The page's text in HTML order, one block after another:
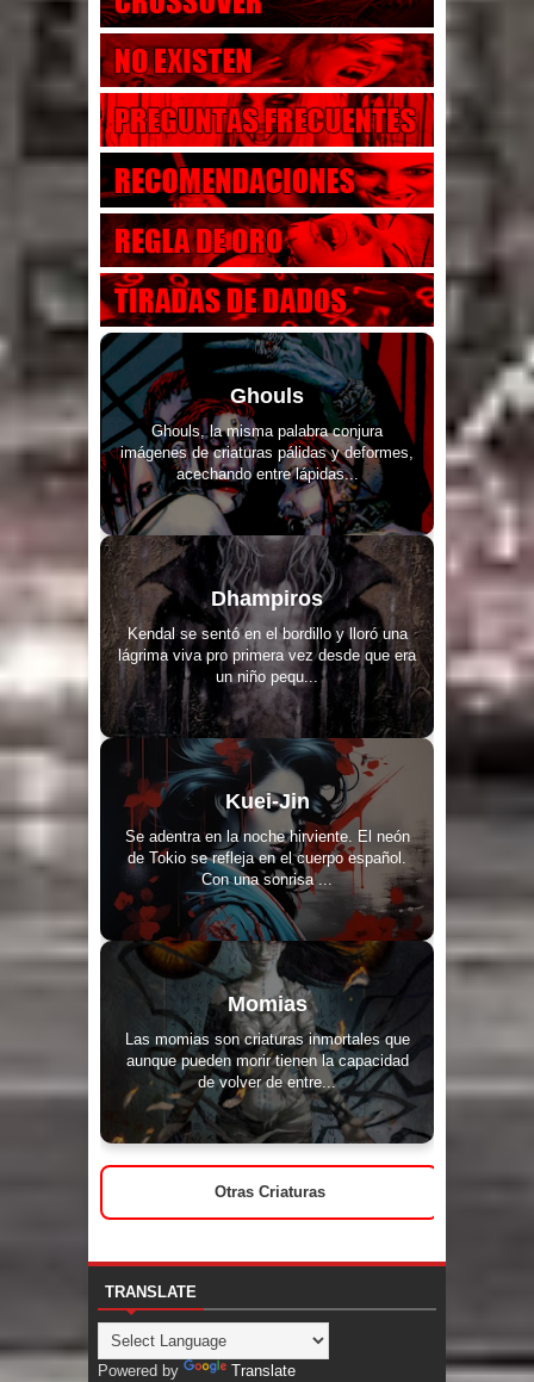
Ghouls
Ghouls, la misma palabra conjura
imágenes de criaturas pálidas y deformes,
acechando entre lápidas...
Dhampiros
Kendal se sentó en el bordillo y lloró una
lágrima viva pro primera vez desde que era
un niño pequ...
Kuei-Jin
Se adentra en la noche hirviente. El neón
de Tokio se refleja en el cuerpo español.
Con una sonrisa ...
Momias
Las momias son criaturas inmortales que
aunque pueden morir tienen la capacidad
de volver de entre...
Otras Criaturas
TRANSLATE
Powered by Translate